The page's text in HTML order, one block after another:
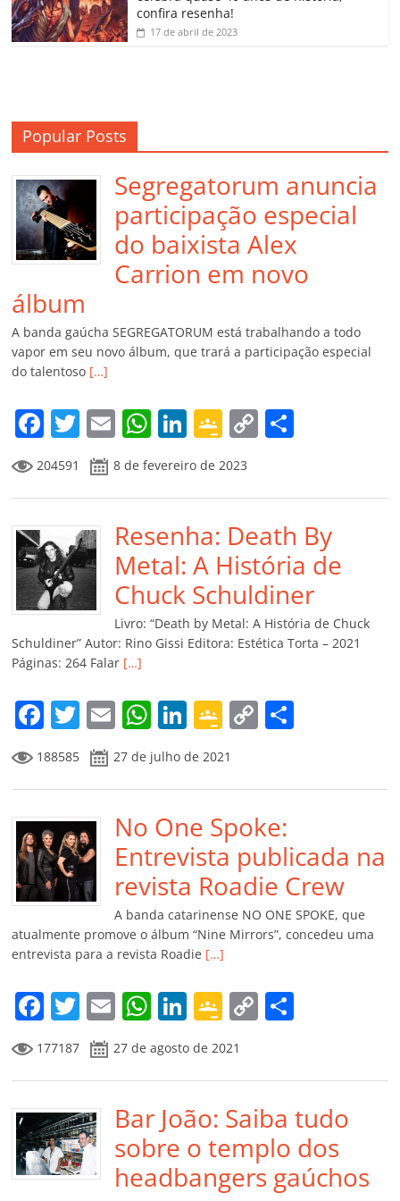
confira resenha!
17 de abril de 2023
Popular Posts
Segregatorum anuncia
participação especial
do baixista Alex
Carrion em novo
álbum
A banda gaúcha SEGREGATORUM está trabalhando a todo
vapor em seu novo álbum, que trará a participação especial
do talentoso […]
F
a
c
e
b
o
o
k
T
w
itt
er
E
m
ai
l
W
at
s
A
p
p
Li
k
e
dI
n
G
o
o
gl
e
Cl
a
ss
ro
m
C
y
Li
n
k
p
ar
til
h
ar
204591 8 de fevereiro de 2023
Resenha: Death By
Metal: A História de
Chuck Schuldiner
Livro: “Death by Metal: A História de Chuck
Schuldiner” Autor: Rino Gissi Editora: Estética Torta – 2021
Páginas: 264 Falar […]
F
a
c
e
b
o
o
k
T
w
itt
er
E
m
ai
l
W
h
at
s
A
p
p
Li
n
k
e
dI
n
G
o
o
gl
e
Cl
a
ss
ro
o
m
C
y
Li
n
k
p
til
h
ar
188585 27 de julho de 2021
No One Spoke:
Entrevista publicada na
revista Roadie Crew
A banda catarinense NO ONE SPOKE, que
atualmente promove o álbum “Nine Mirrors”, concedeu uma
entrevista para a revista Roadie […]
F
a
c
e
b
o
o
T
w
itt
er
E
m
ai
l
W
at
s
A
p
p
Li
n
k
e
dI
n
G
o
o
gl
e
Cl
a
C
y
Li
n
k
p
ar
til
h
177187 27 de agosto de 2021
Bar João: Saiba tudo
sobre o templo dos
headbangers gaúchos